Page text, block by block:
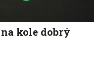
kole dobrý